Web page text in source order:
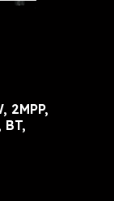
2MPP,
BT,